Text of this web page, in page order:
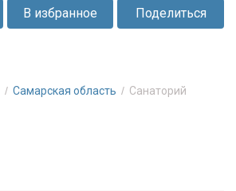
Поделиться
В избранное
Самарская область
Санаторий